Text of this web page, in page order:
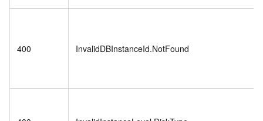
400 InvalidDBInstanceId.NotFound